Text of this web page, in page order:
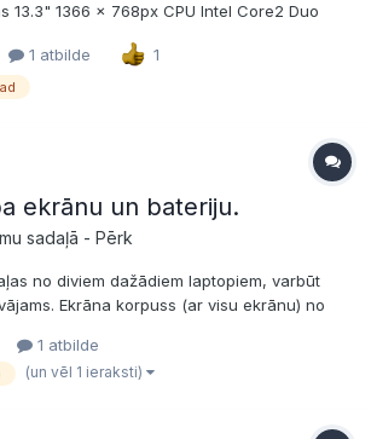
13.3" 1366 x 768px CPU Intel Core2 Duo
Vizuālais un tehniskais stāvoklis ļoti
- trūkst skaļuma at...
1 atbilde 1
ekrānu un bateriju.
sadaļā - Pērk
no diviem dažādiem laptopiem, varbūt
Ekrāna korpuss (ar visu ekrānu) no
līdz kādiem 10-15€? Ja ir kādi jautājumi,
1 atbilde
(un vēl 1 ieraksti)